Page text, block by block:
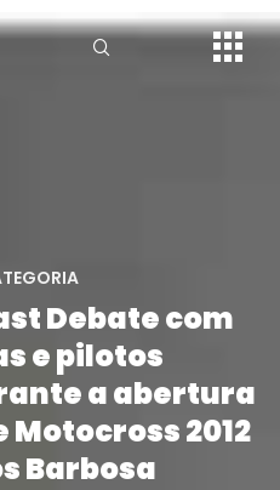
Debate com
e pilotos
a abertura
2012
Barbosa